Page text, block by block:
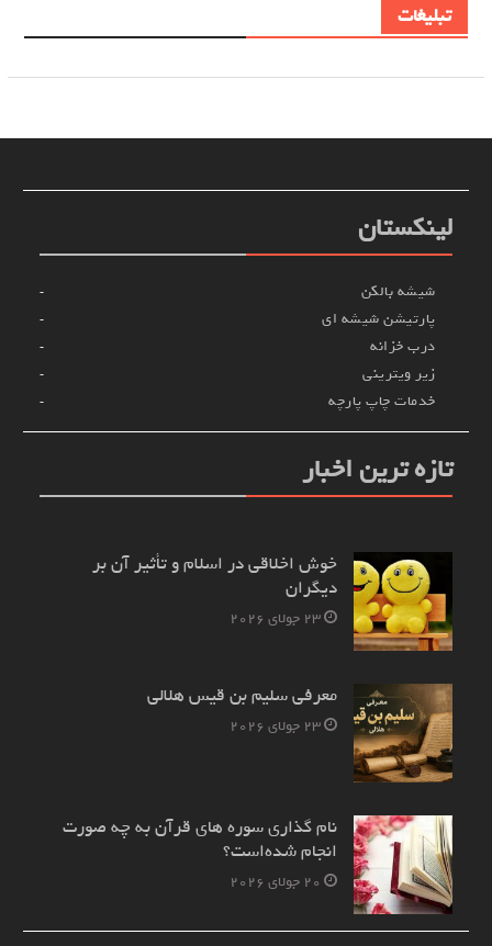
تبلیغات
لینکستان
شیشه بالکن
پارتیشن شیشه ای
درب خزانه
زیر ویترینی
خدمات چاپ پارچه
تازه ترین اخبار
خوش اخلاقی در اسلام و تأثیر آن بر
دیگران
23 جولای 2026
معرفی سلیم بن قیس هلالی
23 جولای 2026
نام‌ گذاری سوره های قرآن به چه صورت
انجام شده‌است؟
20 جولای 2026